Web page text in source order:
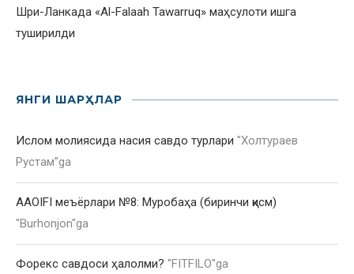
Шри-Ланкада «Al-Falaah Tawarruq» маҳсулоти ишга
туширилди
ЯНГИ ШАРҲЛАР
Ислом молиясида насия савдо турлари "Холтураев
Рустам"ga
AAOIFI меъёрлари №8: Муробаҳа (биринчи қисм)
"Burhonjon"ga
Форекс савдоси ҳалолми? "FITFILO"ga